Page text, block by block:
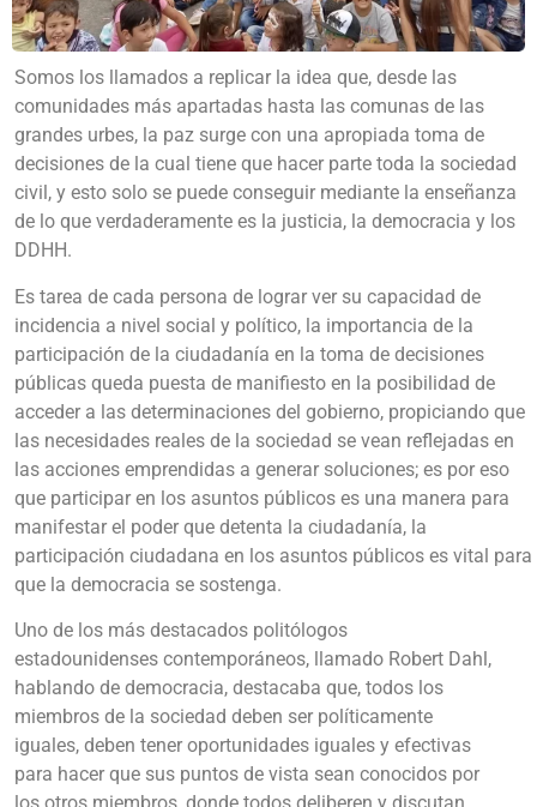
Somos los llamados a replicar la idea que, desde las
comunidades más apartadas hasta las comunas de las
grandes urbes, la paz surge con una apropiada toma de
decisiones de la cual tiene que hacer parte toda la sociedad
civil, y esto solo se puede conseguir mediante la enseñanza
de lo que verdaderamente es la justicia, la democracia y los
DDHH.
Es tarea de cada persona de lograr ver su capacidad de
incidencia a nivel social y político, la importancia de la
participación de la ciudadanía en la toma de decisiones
públicas queda puesta de manifiesto en la posibilidad de
acceder a las determinaciones del gobierno, propiciando que
las necesidades reales de la sociedad se vean reflejadas en
las acciones emprendidas a generar soluciones; es por eso
que participar en los asuntos públicos es una manera para
manifestar el poder que detenta la ciudadanía, la
participación ciudadana en los asuntos públicos es vital para
que la democracia se sostenga.
Uno de los más destacados politólogos
estadounidenses contemporáneos, llamado Robert Dahl,
hablando de democracia, destacaba que, todos los
miembros de la sociedad deben ser políticamente
iguales, deben tener oportunidades iguales y efectivas
para hacer que sus puntos de vista sean conocidos por